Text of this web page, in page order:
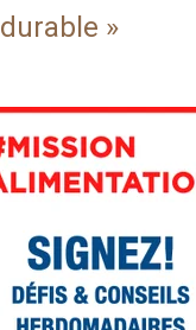
durable »